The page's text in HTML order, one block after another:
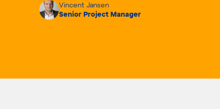
Vincent Jansen
Senior Project Manager